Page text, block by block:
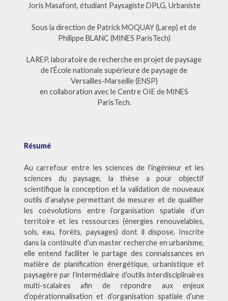
Joris Masafont, étudiant Paysagiste DPLG, Urbaniste
Sous la direction de Patrick MOQUAY (Larep) et de
Philippe BLANC (MINES ParisTech)
LAREP, laboratoire de recherche en projet de paysage
de l’École nationale supérieure de paysage de
Versailles-Marseille (ENSP)
en collaboration avec le Centre OIE de MINES
ParisTech.
Résumé
Au carrefour entre les sciences de l’ingénieur et les
sciences du paysage, la thèse a pour objectif
scientifique la conception et la validation de nouveaux
outils d’analyse permettant de mesurer et de qualifier
les coévolutions entre l’organisation spatiale d’un
territoire et les ressources (énergies renouvelables,
sols, eau, forêts, paysages) dont il dispose. Inscrite
dans la continuité d’un master recherche en urbanisme,
elle entend faciliter le partage des connaissances en
matière de planification énergétique, urbanistique et
paysagère par l’intermédiaire d’outils interdisciplinaires
multi-scalaires afin de répondre aux enjeux
d’opérationnalisation et d’organisation spatiale d’une